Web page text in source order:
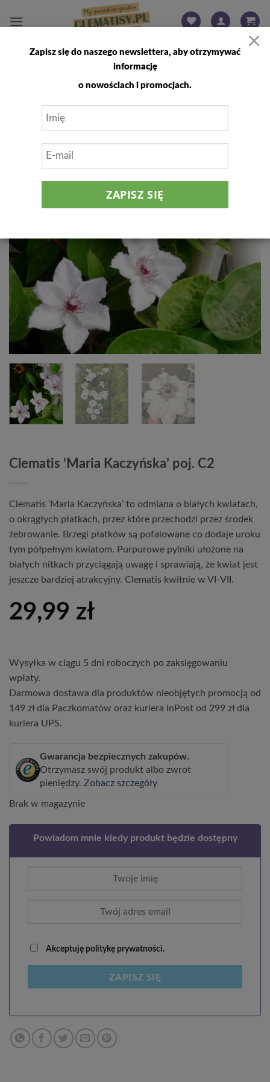
FILTRUJ
Clematis ‘Maria Kaczyńska’ poj. C2
Clematis ‘Maria Kaczyńska’ to odmiana o białych kwiatach,
o okrągłych płatkach, przez które przechodzi przez środek
żebrowanie. Brzegi płatków są pofalowane co dodaje uroku
tym półpełnym kwiatom. Purpurowe pylniki ułożone na
białych nitkach przyciągają uwagę i sprawiają, że kwiat jest
jeszcze bardziej atrakcyjny. Clematis kwitnie w VI-VII.
29,99 zł
Wysyłka w ciągu 5 dni roboczych po zaksięgowaniu
wpłaty.
Darmowa dostawa dla produktów nieobjętych promocją od
149 zł dla Paczkomatów oraz kuriera InPost od 299 zł dla
kuriera UPS.
Gwarancja bezpiecznych zakupów.
Otrzymasz swój produkt albo zwrot
pieniędzy. Zobacz szczegóły
Brak w magazynie
Powiadom mnie kiedy produkt będzie dostępny
Akceptuję politykę prywatności.
ZAPISZ SIĘ
×
Zapisz się do naszego newslettera, aby otrzymywać
informację
o nowościach i promocjach.